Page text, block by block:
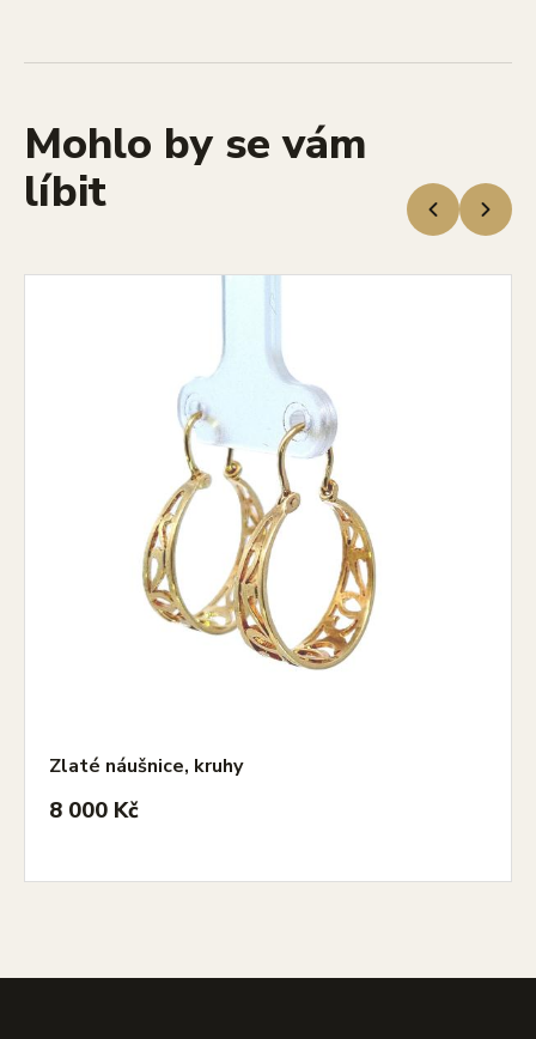
Mohlo by se vám
líbit
Zlaté náušnice, kruhy
8 000 Kč